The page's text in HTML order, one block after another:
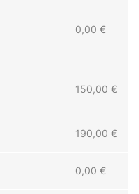
0,00 €
150,00 €
190,00 €
0,00 €